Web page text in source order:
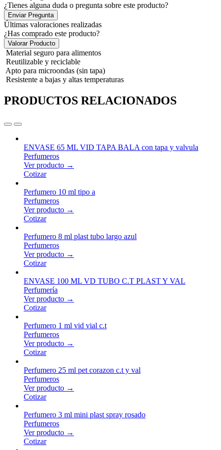
¿Tienes alguna duda o pregunta sobre este producto?
Enviar Pregunta
Últimas valoraciones realizadas
¿Has comprado este producto?
Valorar Producto
Material seguro para alimentos
Reutilizable y reciclable
Apto para microondas (sin tapa)
Resistente a bajas y altas temperaturas
PRODUCTOS RELACIONADOS
ENVASE 65 ML VID TAPA BALA con tapa y valvula
Perfumeros
Ver producto →
Cotizar
Perfumero 10 ml tipo a
Perfumeros
Ver producto →
Cotizar
Perfumero 8 ml plast tubo largo azul
Perfumeros
Ver producto →
Cotizar
ENVASE 100 ML VD TUBO C.T PLAST Y VAL
Perfumería
Ver producto →
Cotizar
Perfumero 1 ml vid vial c.t
Perfumeros
Ver producto →
Cotizar
Perfumero 25 ml pet corazon c.t y val
Perfumeros
Ver producto →
Cotizar
Perfumero 3 ml mini plast spray rosado
Perfumeros
Ver producto →
Cotizar